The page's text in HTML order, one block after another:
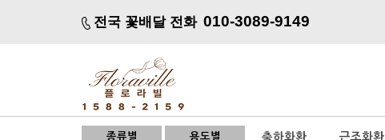
전국 꽃배달 전화 010-3089-9149
종류별 용도별 축하화환 근조화환